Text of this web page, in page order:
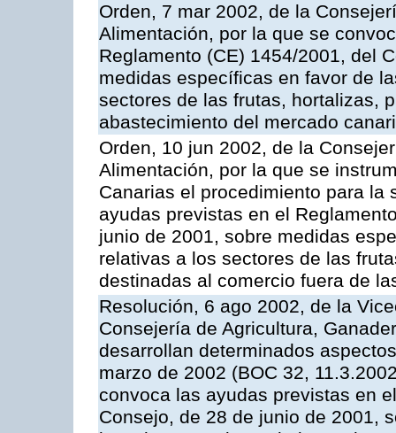
Orden, 7 mar 2002, de la
Alimentación, por la que se
Reglamento (CE) 1454/2001, del
medidas específicas en favor de
sectores de las frutas, hortalizas,
abastecimiento del mercado
Orden, 10 jun 2002, de la
Alimentación, por la que se
Canarias el procedimiento para
ayudas previstas en el
junio de 2001, sobre medidas
relativas a los sectores de las
destinadas al comercio fuera de
Resolución, 6 ago 2002, de la
Consejería de Agricultura,
desarrollan determinados
marzo de 2002 (BOC 32,
convoca las ayudas previstas en
Consejo, de 28 de junio de 2001,